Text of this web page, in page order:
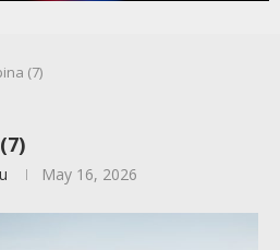
(7)
May 16, 2026